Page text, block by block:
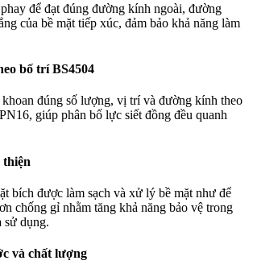
để đạt đúng đường kính ngoài, đường
của bề mặt tiếp xúc, đảm bảo khả năng làm
bố trí BS4504
đúng số lượng, vị trí và đường kính theo
giúp phân bố lực siết đồng đều quanh
thiện
bích được làm sạch và xử lý bề mặt như để
chống gỉ nhằm tăng khả năng bảo vệ trong
sử dụng.
và chất lượng